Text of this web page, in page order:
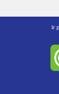
Ir